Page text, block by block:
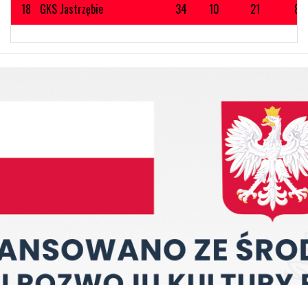
18
GKS Jastrzębie 34 10 21 81